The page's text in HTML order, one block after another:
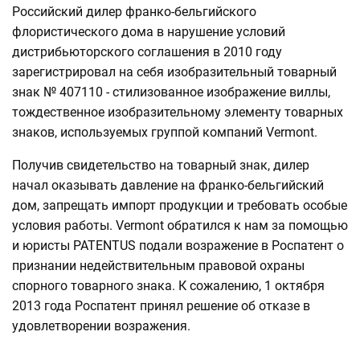
Российский дилер франко-бельгийского
флористического дома в нарушение условий
дистрибьюторского соглашения в 2010 году
зарегистрировал на себя изобразительный товарный
знак № 407110 - стилизованное изображение виллы,
тождественное изобразительному элементу товарных
знаков, используемых группой компаний Vermont.
Получив свидетельство на товарный знак, дилер
начал оказывать давление на франко-бельгийский
дом, запрещать импорт продукции и требовать особые
условия работы. Vermont обратился к нам за помощью
и юристы PATENTUS подали возражение в Роспатент о
признании недействительным правовой охраны
спорного товарного знака. К сожалению, 1 октября
2013 года Роспатент принял решение об отказе в
удовлетворении возражения.